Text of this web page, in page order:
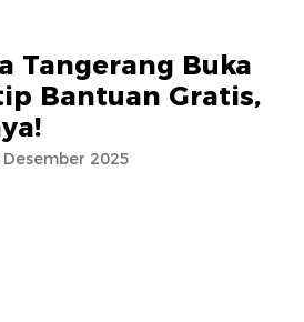
Tangerang Buka
Bantuan Gratis,
2025